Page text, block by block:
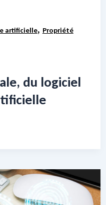
artificielle, Propriété
du logiciel